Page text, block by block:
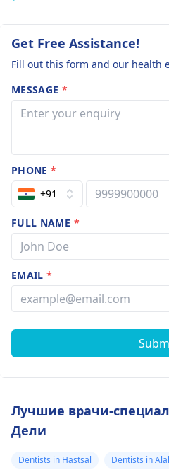
Get Free Assistance!
Fill out this form and our health
MESSAGE *
PHONE*
+91
FULL NAME *
EMAIL*
Лучшие врачи-
Дели
Dentists in Hastsal
Dentists in